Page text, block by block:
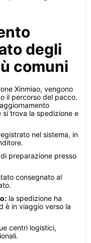
degli
comuni
Xinmiao, vengono
il percorso del pacco.
trova la spedizione e
nel sistema, in
preparazione presso
consegnato al
la spedizione ha
è in viaggio verso la
centri logistici,